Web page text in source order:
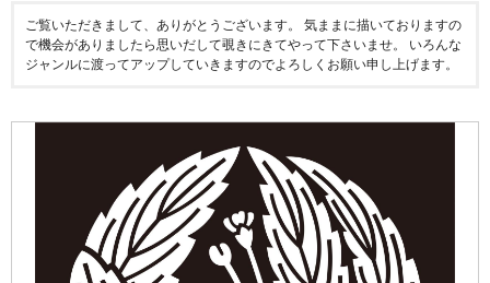
ご覧いただきまして、ありがとうございます。 気ままに描いておりますの
で機会がありましたら思いだして覗きにきてやって下さいませ。 いろんな
ジャンルに渡ってアップしていきますのでよろしくお願い申し上げます。